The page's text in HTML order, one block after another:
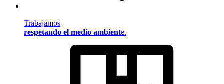
Trabajamos
respetando el medio ambiente.